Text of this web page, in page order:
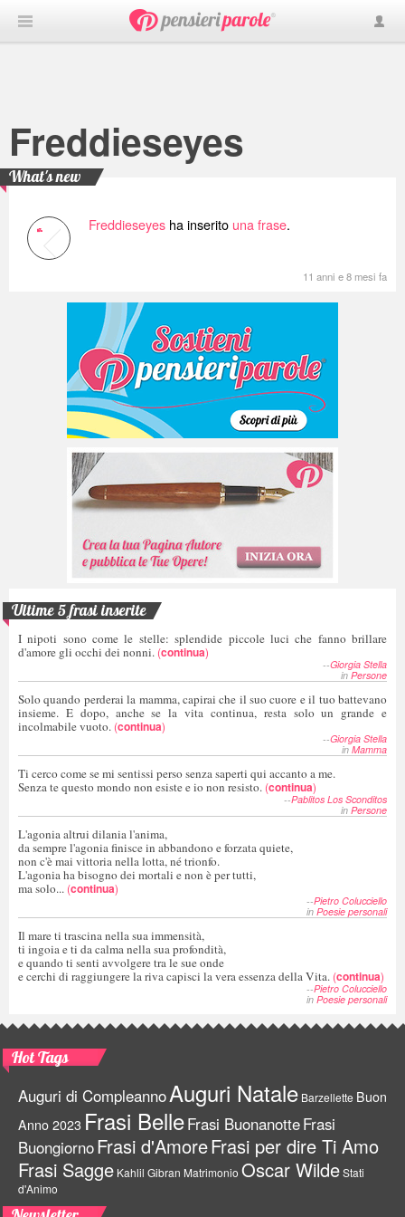
Freddieseyes
What's new
Freddieseyes ha inserito una frase.
11 anni e 8 mesi fa
Ultime 5 frasi inserite
I nipoti sono come le stelle: splendide piccole luci che fanno brillare
d'amore gli occhi dei nonni. (continua)
--Giorgia Stella
inPersone
Solo quando perderai la mamma, capirai che il suo cuore e il tuo battevano
insieme. E dopo, anche se la vita continua, resta solo un grande e
incolmabile vuoto. (continua)
--Giorgia Stella
inMamma
Ti cerco come se mi sentissi perso senza saperti qui accanto a me.
Senza te questo mondo non esiste e io non resisto. (continua)
--Pablitos Los Sconditos
in Persone
L'agonia altrui dilania l'anima,
da sempre l'agonia finisce in abbandono e forzata quiete,
non c'è mai vittoria nella lotta, né trionfo.
L'agonia ha bisogno dei mortali e non è per tutti,
ma solo... (continua)
--Pietro Colucciello
in Poesie personali
Il mare ti trascina nella sua immensità,
ti ingoia e ti da calma nella sua profondità,
e quando ti senti avvolgere tra le sue onde
e cerchi di raggiungere la riva capisci la vera essenza della Vita. (continua)
--Pietro Colucciello
in Poesie personali
Hot Tags
Auguri di CompleannoAuguri Natale Barzellette Buon
Anno 2023 Frasi BelleFrasi BuonanotteFrasi
BuongiornoFrasi d'AmoreFrasi per dire Ti Amo
Frasi Sagge Kahlil Gibran Matrimonio Oscar WildeStati
d'Animo